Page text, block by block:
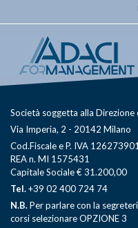
Società soggetta alla
Via Imperia, 2 - 20142 Milano
Cod.Fiscale e P. IVA
REA n. MI 1575431
Capitale Sociale € 31.200,00
Tel.+39 02 400 724 74
N.B.Per parlare con la
corsi selezionare OPZIONE 3